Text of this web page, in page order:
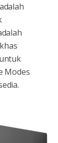
Modes